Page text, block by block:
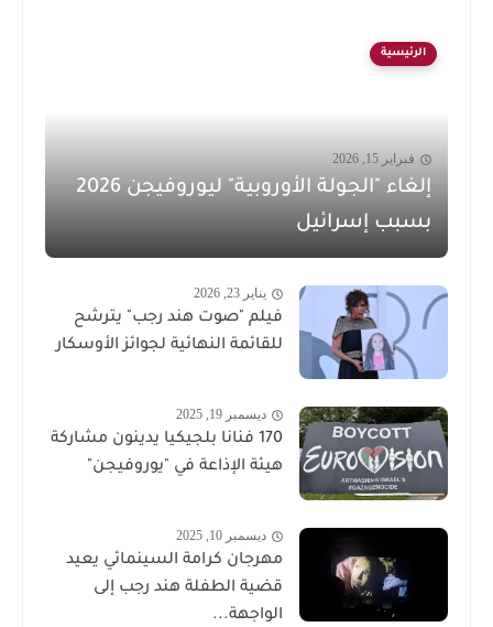
الرئيسية
فبراير 15, 2026
إلغاء "الجولة الأوروبية" ليوروفيجن 2026
بسبب إسرائيل
يناير 23, 2026
فيلم "صوت هند رجب" يترشح
للقائمة النهائية لجوائز الأوسكار
ديسمبر 19, 2025
170 فنانا بلجيكيا يدينون مشاركة
هيئة الإذاعة في "يوروفيجن"
ديسمبر 10, 2025
مهرجان كرامة السينمائي يعيد
قضية الطفلة هند رجب إلى
الواجهة...